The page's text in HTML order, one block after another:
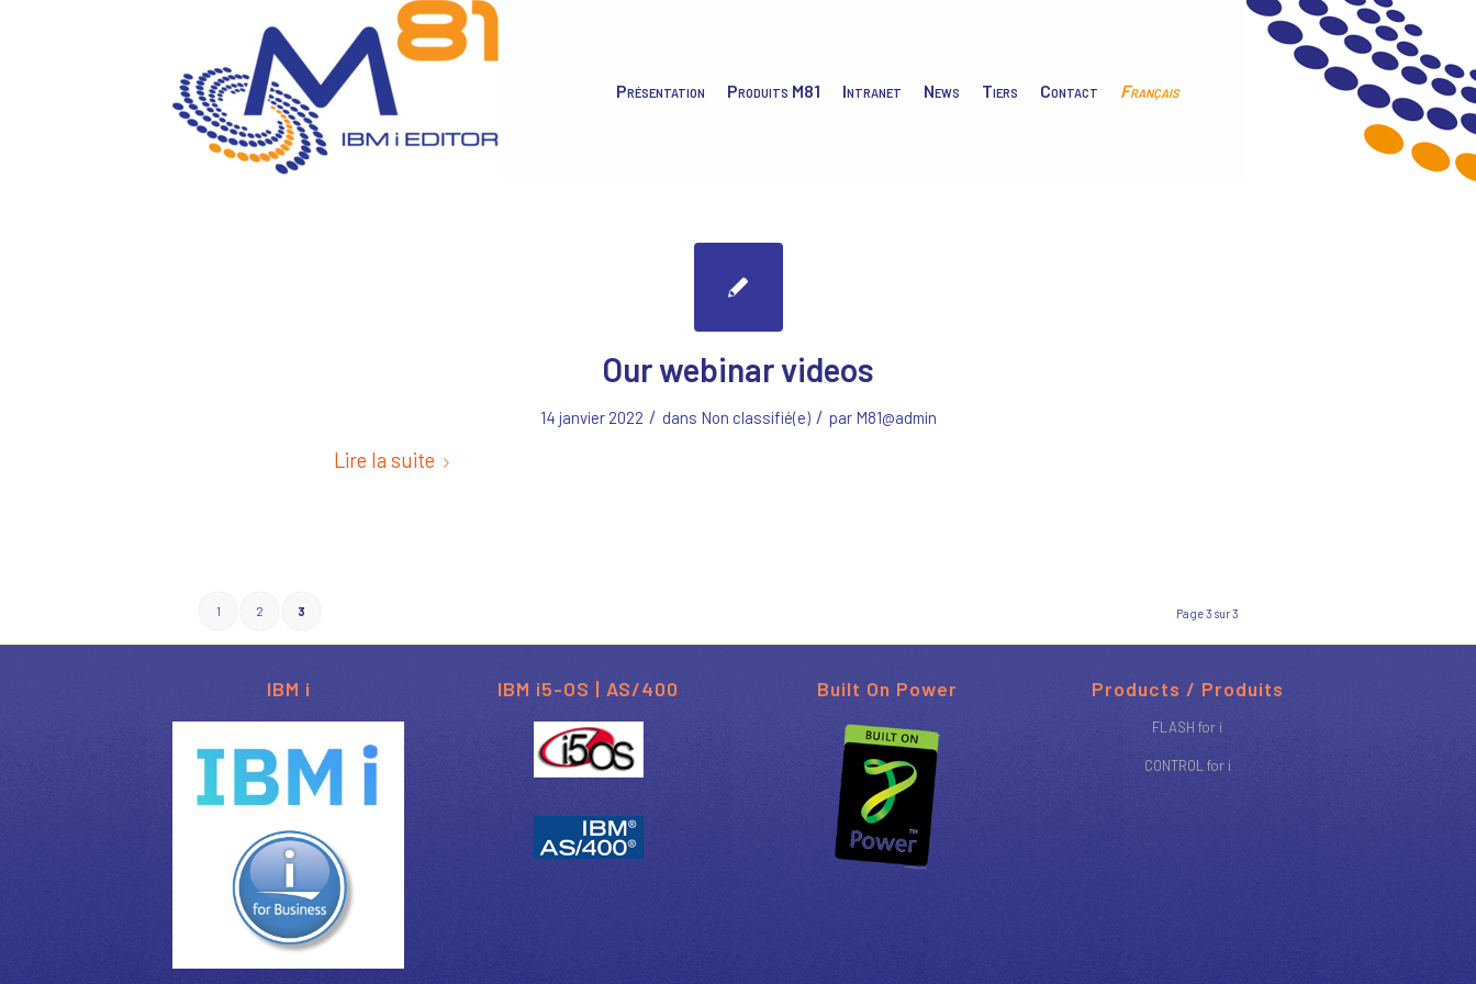
Présentation Produits M81 Intranet News Tiers Contact Français
Our webinar videos
14 janvier 2022 / dans Non classifié(e) / par M81@admin
Lire la suite
Page 3 sur 3
1 2 3
IBM i IBM i5-OS | AS/400 Built On Power Products / Produits
FLASH for i
CONTROL for i